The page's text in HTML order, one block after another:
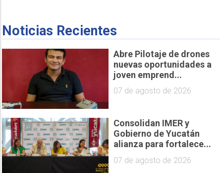
Noticias Recientes
Abre Pilotaje de drones
nuevas oportunidades a
joven emprend...
07 de agosto de 2026
Consolidan IMER y
Gobierno de Yucatán
alianza para fortalece...
07 de agosto de 2026